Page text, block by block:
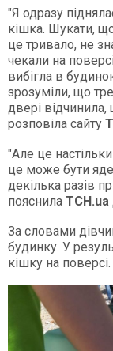
"Я одразу
кішка. Шукати,
це тривало, не
чекали на
вибігла в
зрозуміли, що
двері
розповіла сайту
"Але це
це може бути
декілька разів
пояснила ТСН.ua
За словами
будинку. У
кішку на поверсі.